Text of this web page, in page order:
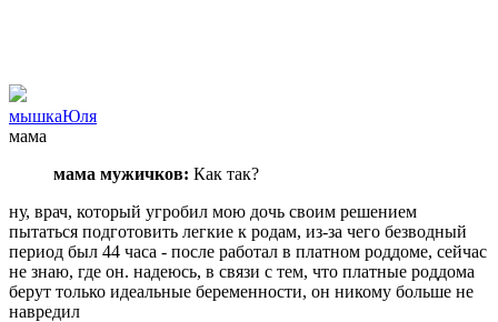
мышкаЮля
мама
мама мужичков: Как так?
ну, врач, который угробил мою дочь своим решением
пытаться подготовить легкие к родам, из-за чего безводный
период был 44 часа - после работал в платном роддоме, сейчас
не знаю, где он. надеюсь, в связи с тем, что платные роддома
берут только идеальные беременности, он никому больше не
навредил